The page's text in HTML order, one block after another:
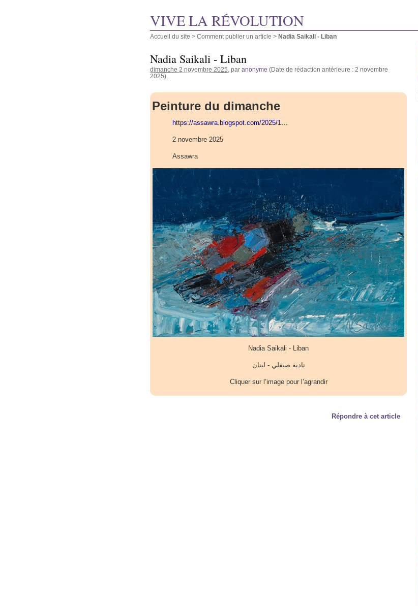
VIVE LA RÉVOLUTION
Accueil du site > Comment publier un article > Nadia Saikali - Liban
Nadia Saikali - Liban
dimanche 2 novembre 2025 , par anonyme (Date de rédaction antérieure : 2 novembre
2025).
Peinture du dimanche
https://assawra.blogspot.com/2025/1…
2 novembre 2025
Assawra
Nadia Saikali - Liban
نادية صيقلي - لبنان
Cliquer sur l’image pour l’agrandir
Répondre à cet article